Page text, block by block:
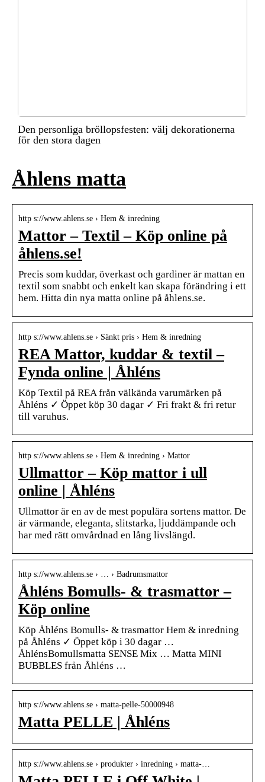
Den personliga bröllopsfesten: välj dekorationerna
för den stora dagen
Åhlens matta
http s://www.ahlens.se › Hem & inredning
Mattor – Textil – Köp online på
åhlens.se!
Precis som kuddar, överkast och gardiner är mattan en
textil som snabbt och enkelt kan skapa förändring i ett
hem. Hitta din nya matta online på åhlens.se.
http s://www.ahlens.se › Sänkt pris › Hem & inredning
REA Mattor, kuddar & textil –
Fynda online | Åhléns
Köp Textil på REA från välkända varumärken på
Åhléns ✓ Öppet köp 30 dagar ✓ Fri frakt & fri retur
till varuhus.
http s://www.ahlens.se › Hem & inredning › Mattor
Ullmattor – Köp mattor i ull
online | Åhléns
Ullmattor är en av de mest populära sortens mattor. De
är värmande, eleganta, slitstarka, ljuddämpande och
har med rätt omvårdnad en lång livslängd.
http s://www.ahlens.se › … › Badrumsmattor
Åhléns Bomulls- & trasmattor –
Köp online
Köp Åhléns Bomulls- & trasmattor Hem & inredning
på Åhléns ✓ Öppet köp i 30 dagar …
ÅhlénsBomullsmatta SENSE Mix … Matta MINI
BUBBLES från Åhléns …
http s://www.ahlens.se › matta-pelle-50000948
Matta PELLE | Åhléns
http s://www.ahlens.se › produkter › inredning › matta-…